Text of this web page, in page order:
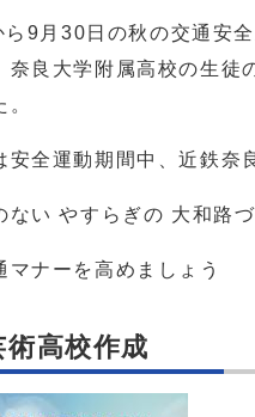
9月30日の秋の交通安全
奈良大学附属高校の生徒
全運動期間中、近鉄奈
ない やすらぎの 大和路
ナーを高めましょう
術高校作成